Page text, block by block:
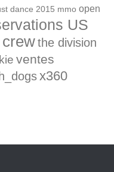
dance 2015 mmo open
US
the division
ventes
x360